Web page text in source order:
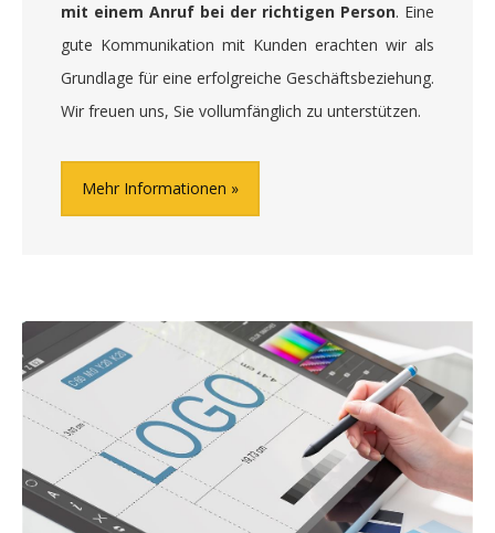
mit einem Anruf bei der richtigen Person. Eine
gute Kommunikation mit Kunden erachten wir als
Grundlage für eine erfolgreiche Geschäftsbeziehung.
Wir freuen uns, Sie vollumfänglich zu unterstützen.
Mehr Informationen